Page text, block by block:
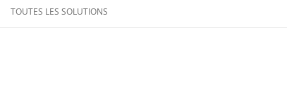
TOUTES LES SOLUTIONS